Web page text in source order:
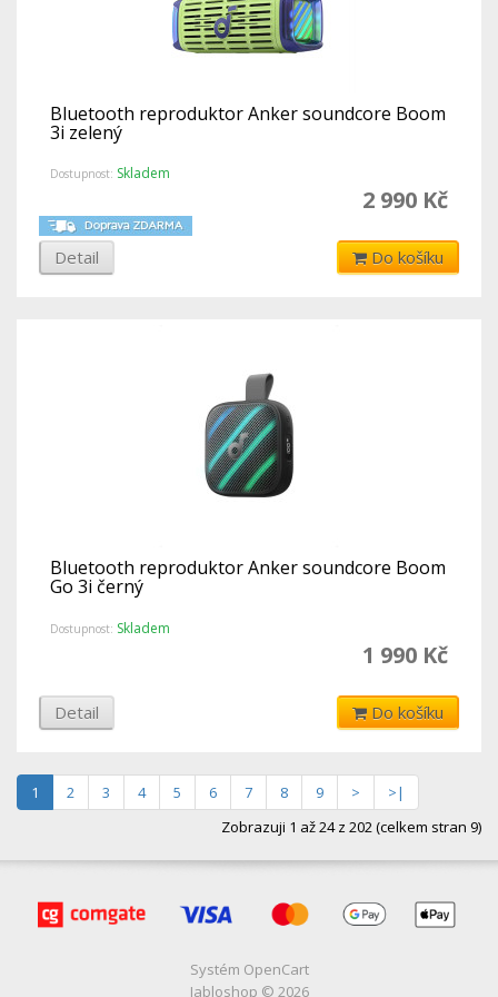
Bluetooth reproduktor Anker soundcore Boom
3i zelený
Dostupnost: Skladem
2 990 Kč
Detail Do košíku
Bluetooth reproduktor Anker soundcore Boom
Go 3i černý
Dostupnost: Skladem
1 990 Kč
Detail Do košíku
1 2 3 4 5 6 7 8 9 >
>|
Zobrazuji 1 až 24 z 202 (celkem stran 9)
Systém OpenCart
Jabloshop © 2026